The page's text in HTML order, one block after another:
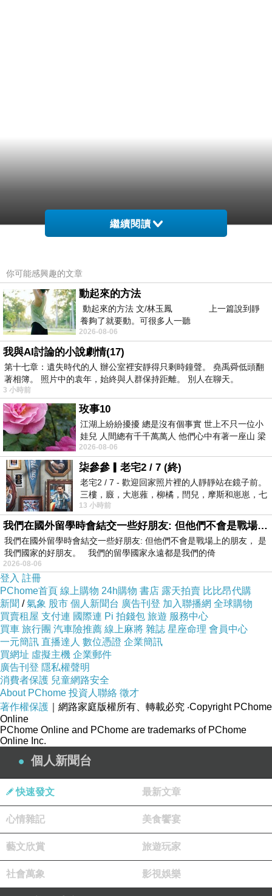
繼續閱讀
你可能感興趣的文章
動起來的方法
動起來的方法 文/林玉鳳 上一篇說到靜
養夠了就要動。可很多人一聽
2026-08-06
我與AI討論的小說劇情(17)
第十七章：遺失時代的人 辦公室裡安靜得只剩時鐘聲。 堯禹舜低頭翻
著相簿。 照片中的袁年，始終與人群保持距離。 別人在聊天。
3 小時前
玫事10
江湖上紛紛擾擾 總是沒有個事實 世上不只一位小
娃兒 人間總有千千萬萬人 他們心中有著一座山 梁
山佛山泰華衡恆嵩 一山之高
2026-08-06
柒參參▎老宅2 / 7 (終)
老宅2 / 7 - 歡迎回家照片裡的人靜靜站在鏡子前。
三樓，廄，大崽蕥，柳橘，閆兒，摩斯和崽崽，七
個人整整齊齊地站在鏡框之外，如同
13 小時前
我們在國外留學時會結交一些好朋友: 但他們不會是戰場上的朋友
我們在國外留學時會結交一些好朋友: 但他們不會是戰場上的朋友， 是
我們國家的好朋友。 我們的留學國家永遠都是我們的倚
2026-08-06
登入 註冊
PChome首頁 線上購物 24h購物 書店 露天拍賣 比比昂代購
新聞 /氣象 股市 個人新聞台 廣告刊登 加入聯播網 全球購物
買賣租屋 支付連 國際連 Pi 拍錢包 旅遊 服務中心
買車 旅行團 汽車險推薦 線上麻將 雜誌 星座命理 會員中心
一元簡訊 直播達人 數位憑證 企業簡訊
買網址 虛擬主機 企業郵件
廣告刊登 隱私權聲明
消費者保護 兒童網路安全
About PChome 投資人聯絡 徵才
著作權保護 ｜網路家庭版權所有、轉載必究 ‧Copyright PChome
Online
PChome Online and PChome are trademarks of PChome
Online Inc.
個人新聞台
快速發文 最新文章
心情雜記 美食饗宴
藝文欣賞 旅遊玩家
社會萬象 影視娛樂